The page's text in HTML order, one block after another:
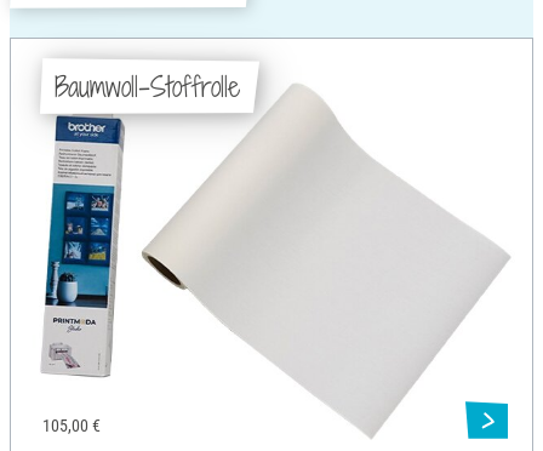
105,00 €
Baumwoll-Stoffrolle